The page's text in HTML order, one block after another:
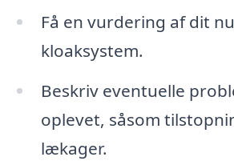
Få en vurdering af dit
kloaksystem.
Beskriv eventuelle
oplevet, såsom
lækager.